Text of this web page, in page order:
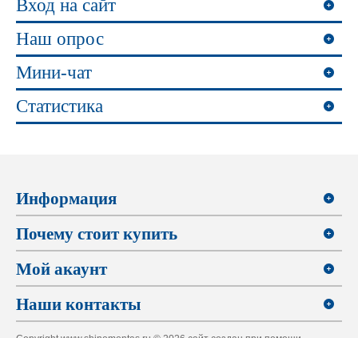
Вход на сайт
Наш опрос
Мини-чат
Статистика
Информация
Почему стоит купить
Мой акаунт
Наши контакты